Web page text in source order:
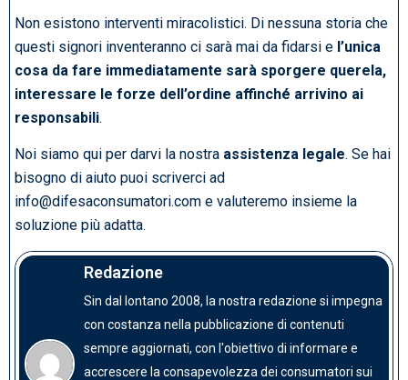
Non esistono interventi miracolistici. Di nessuna storia che
questi signori inventeranno ci sarà mai da fidarsi e l’unica
cosa da fare immediatamente sarà sporgere querela,
interessare le forze dell’ordine affinché arrivino ai
responsabili.
Noi siamo qui per darvi la nostra assistenza legale. Se hai
bisogno di aiuto puoi scriverci ad
info@difesaconsumatori.com e valuteremo insieme la
soluzione più adatta.
Redazione
Sin dal lontano 2008, la nostra redazione si impegna
con costanza nella pubblicazione di contenuti
sempre aggiornati, con l'obiettivo di informare e
accrescere la consapevolezza dei consumatori sui